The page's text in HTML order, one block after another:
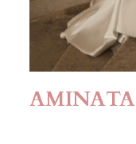
AMINATA